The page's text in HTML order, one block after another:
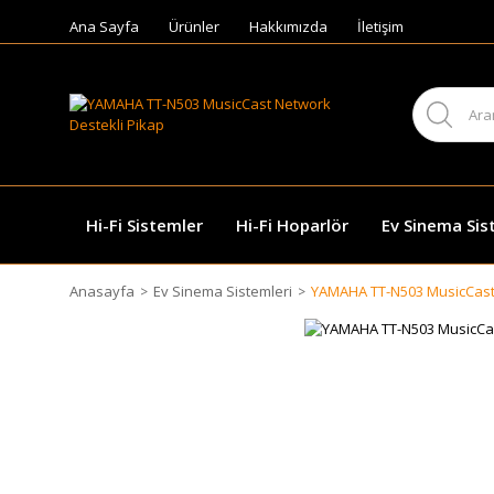
Ana Sayfa Ürünler Hakkımızda İletişim
Hi-Fi Sistemler Hi-Fi Hoparlör Ev Sinema
Anasayfa Ev Sinema Sistemleri YAMAHA TT-N503